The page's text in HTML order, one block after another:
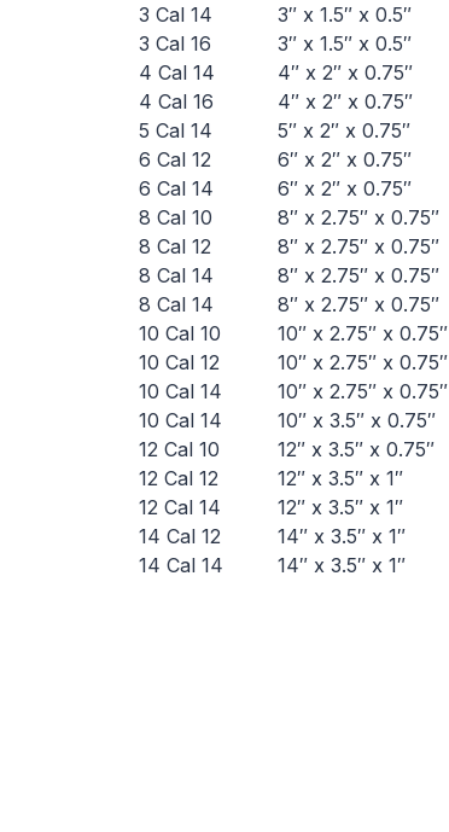
3 Cal 14
3″ x 1.5″ x 0.5″
3 Cal 16
3″ x 1.5″ x 0.5″
4 Cal 14
4″ x 2″ x 0.75″
4 Cal 16
4″ x 2″ x 0.75″
5 Cal 14
5″ x 2″ x 0.75″
6 Cal 12
6″ x 2″ x 0.75″
6 Cal 14
6″ x 2″ x 0.75″
8 Cal 10
8″ x 2.75″ x 0.75″
8 Cal 12
8″ x 2.75″ x 0.75″
8 Cal 14
8″ x 2.75″ x 0.75″
8 Cal 14
8″ x 2.75″ x 0.75″
10 Cal 10
10″ x 2.75″ x 0.75″
10 Cal 12
10″ x 2.75″ x 0.75″
10 Cal 14
10″ x 2.75″ x 0.75″
10 Cal 14
10″ x 3.5″ x 0.75″
12 Cal 10
12″ x 3.5″ x 0.75″
12 Cal 12
12″ x 3.5″ x 1″
12 Cal 14
12″ x 3.5″ x 1″
14 Cal 12
14″ x 3.5″ x 1″
14 Cal 14
14″ x 3.5″ x 1″